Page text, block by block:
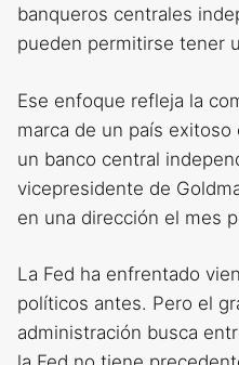
banqueros centrales
pueden permitirse tener
Ese enfoque refleja la
marca de un país
un banco central
vicepresidente de
en una dirección el mes
La Fed ha enfrentado
políticos antes. Pero el
administración busca